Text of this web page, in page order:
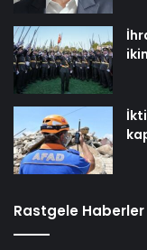
Rastgele Haberler